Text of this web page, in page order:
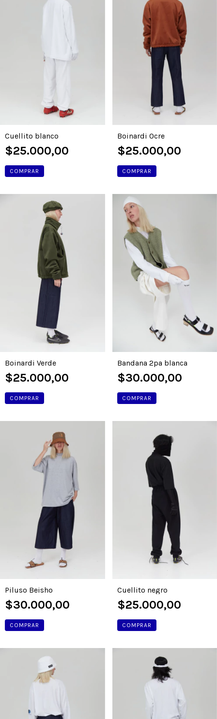
Cuellito blanco
$25.000,00
COMPRAR
Boinardi Ocre
$25.000,00
COMPRAR
Boinardi Verde
$25.000,00
COMPRAR
Bandana 2pa blanca
$30.000,00
COMPRAR
Piluso Beisho
$30.000,00
COMPRAR
Cuellito negro
$25.000,00
COMPRAR